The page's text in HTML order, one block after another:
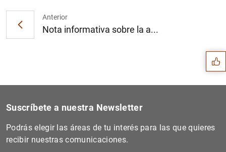
Anterior
Nota informativa sobre la a... Sugerencias
Suscríbete a nuestra Newsletter
Podrás elegir las áreas de tu interés para las que quieres
recibir nuestras comunicaciones.